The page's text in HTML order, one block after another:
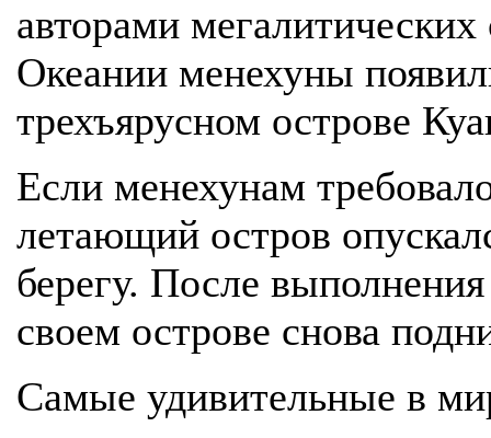
авторами
Океании менехуны
трехъярусном острове
Если менехунам
летающий остров
берегу. После
своем острове снова
Самые удивительные в